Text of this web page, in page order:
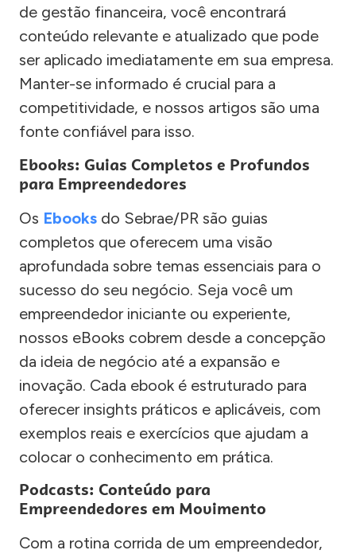
de gestão financeira, você encontrará
conteúdo relevante e atualizado que pode
ser aplicado imediatamente em sua empresa.
Manter-se informado é crucial para a
competitividade, e nossos artigos são uma
fonte confiável para isso.
Ebooks: Guias Completos e Profundos
para Empreendedores
Os Ebooks do Sebrae/PR são guias
completos que oferecem uma visão
aprofundada sobre temas essenciais para o
sucesso do seu negócio. Seja você um
empreendedor iniciante ou experiente,
nossos eBooks cobrem desde a concepção
da ideia de negócio até a expansão e
inovação. Cada ebook é estruturado para
oferecer insights práticos e aplicáveis, com
exemplos reais e exercícios que ajudam a
colocar o conhecimento em prática.
Podcasts: Conteúdo para
Empreendedores em Movimento
Com a rotina corrida de um empreendedor,